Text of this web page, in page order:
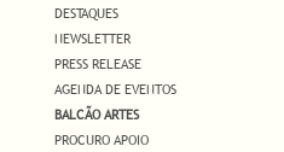
DESTAQUES
NEWSLETTER
PRESS RELEASE
AGENDA DE EVENTOS
BALCÃO ARTES
PROCURO APOIO